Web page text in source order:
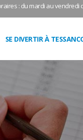
: du mardi au vendredi
SE DIVERTIR À